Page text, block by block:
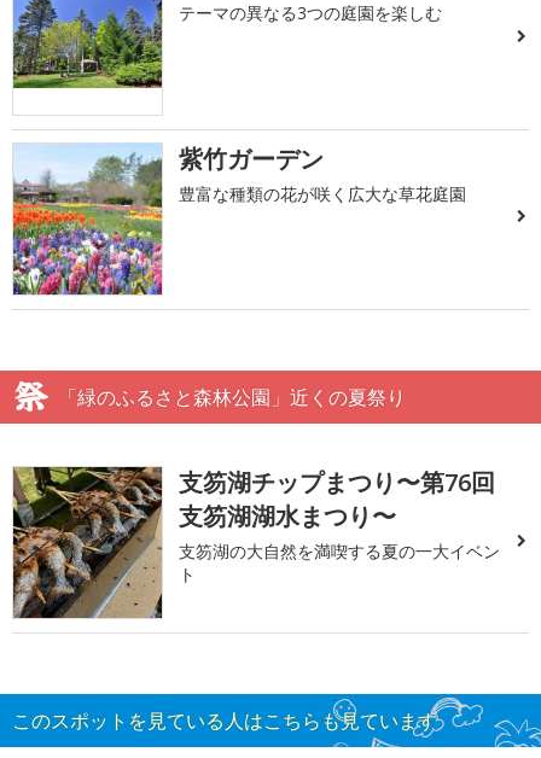
テーマの異なる3つの庭園を楽しむ
紫竹ガーデン
豊富な種類の花が咲く広大な草花庭園
「緑のふるさと森林公園」近くの夏祭り
支笏湖チップまつり〜第76回
支笏湖湖水まつり〜
支笏湖の大自然を満喫する夏の一大イベン
ト
このスポットを見ている人はこちらも見ています